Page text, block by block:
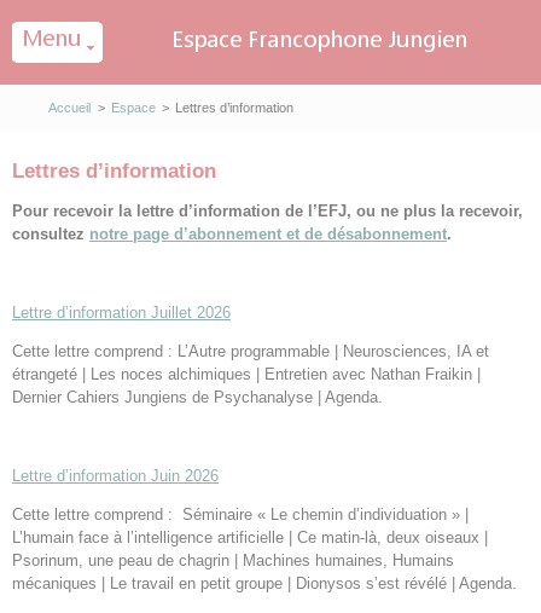
Accueil > Espace > Lettres d’information
Lettres d’information
Pour recevoir la lettre d’information de l’EFJ, ou ne plus la recevoir,
consultez notre page d’abonnement et de désabonnement.
Lettre d’information Juillet 2026
Cette lettre comprend : L’Autre programmable | Neurosciences, IA et
étrangeté | Les noces alchimiques | Entretien avec Nathan Fraikin |
Dernier Cahiers Jungiens de Psychanalyse | Agenda.
Lettre d’information Juin 2026
Cette lettre comprend : Séminaire « Le chemin d’individuation » |
L’humain face à l’intelligence artificielle | Ce matin-là, deux oiseaux |
Psorinum, une peau de chagrin | Machines humaines, Humains
mécaniques | Le travail en petit groupe | Dionysos s’est révélé | Agenda.